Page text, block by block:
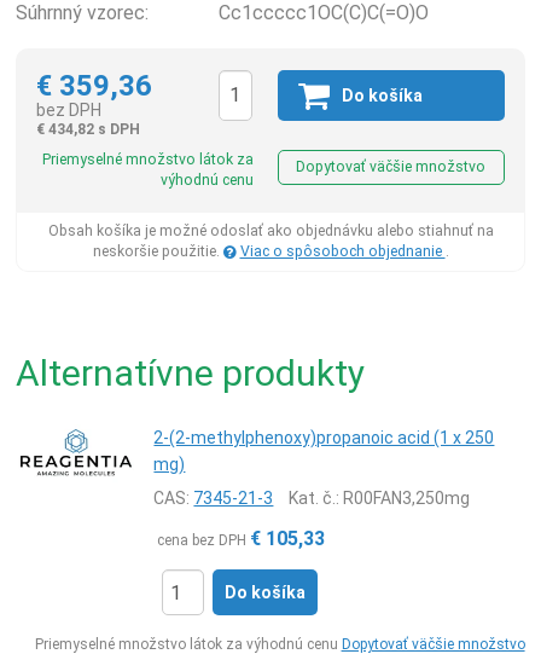
Súhrnný vzorec:
Cc1ccccc1OC(C)C(=O)O
€ 359,36
bez DPH
€ 434,82 s DPH
Do košíka
Priemyselné množstvo látok za
výhodnú cenu
Dopytovať väčšie množstvo
Obsah košíka je možné odoslať ako objednávku alebo stiahnuť na
neskoršie použitie.
Viac o spôsoboch objednanie .
Alternatívne produkty
2-(2-methylphenoxy)propanoic acid (1 x 250
mg)
CAS: 7345-21-3 Kat. č. : R00FAN3,250mg
cena bez DPH € 105,33
Do košíka
Priemyselné množstvo látok za výhodnú cenu Dopytovať väčšie množstvo